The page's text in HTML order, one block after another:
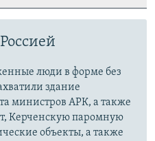
люди в форме без
здание
министров АРК, а также
Керченскую паромную
объекты, а также